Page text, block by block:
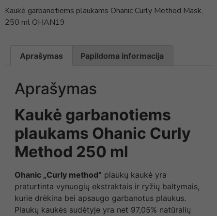
Kaukė garbanotiems plaukams Ohanic Curly Method Mask,
250 ml OHAN19
Aprašymas Papildoma informacija
Aprašymas
Kaukė garbanotiems
plaukams Ohanic Curly
Method 250 ml
Ohanic „Curly method“ plaukų kaukė yra
praturtinta vynuogių ekstraktais ir ryžių baltymais,
kurie drėkina bei apsaugo garbanotus plaukus.
Plaukų kaukės sudėtyje yra net 97,05% natūralių